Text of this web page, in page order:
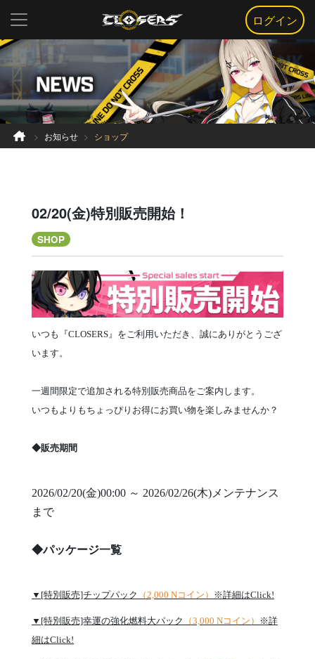
ログイン
お知らせ ショップ
02/20(金)特別販売開始！
SHOP
いつも『CLOSERS』をご利用いただき、誠にありがとうござ
います。
一週間限定で追加される特別販売商品をご案内します。
いつもよりもちょっぴりお得にお買い物を楽しみませんか？
◆販売期間
2026/02/20(金)00:00 ～ 2026/02/26(木)メンテナンス
まで
◆パッケージ一覧
▼[特別販売]チップパック （2,000 Nコイン） ※詳細はClick!
▼[特別販売]幸運の強化燃料大パック （3,000 Nコイン）
※詳
細はClick!